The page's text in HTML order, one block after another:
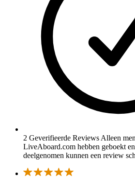
2 Geverifieerde Reviews Alleen
LiveAboard.com hebben geboekt
deelgenomen kunnen een review